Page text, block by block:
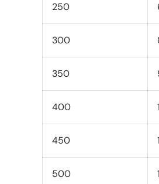
250
300
350
400
450
500